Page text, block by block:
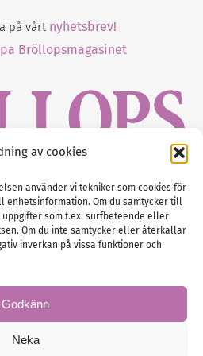
av cookies
använder vi tekniker som cookies för
Om du samtycker till
som t.ex. surfbeteende eller
Om du inte samtycker eller återkallar
inverkan på vissa funktioner och
Godkänn
Neka
på vårt nyhetsbrev!
Bröllopsmagasinet
väg 2, 451 50 Uddevalla
0522-68 11 90